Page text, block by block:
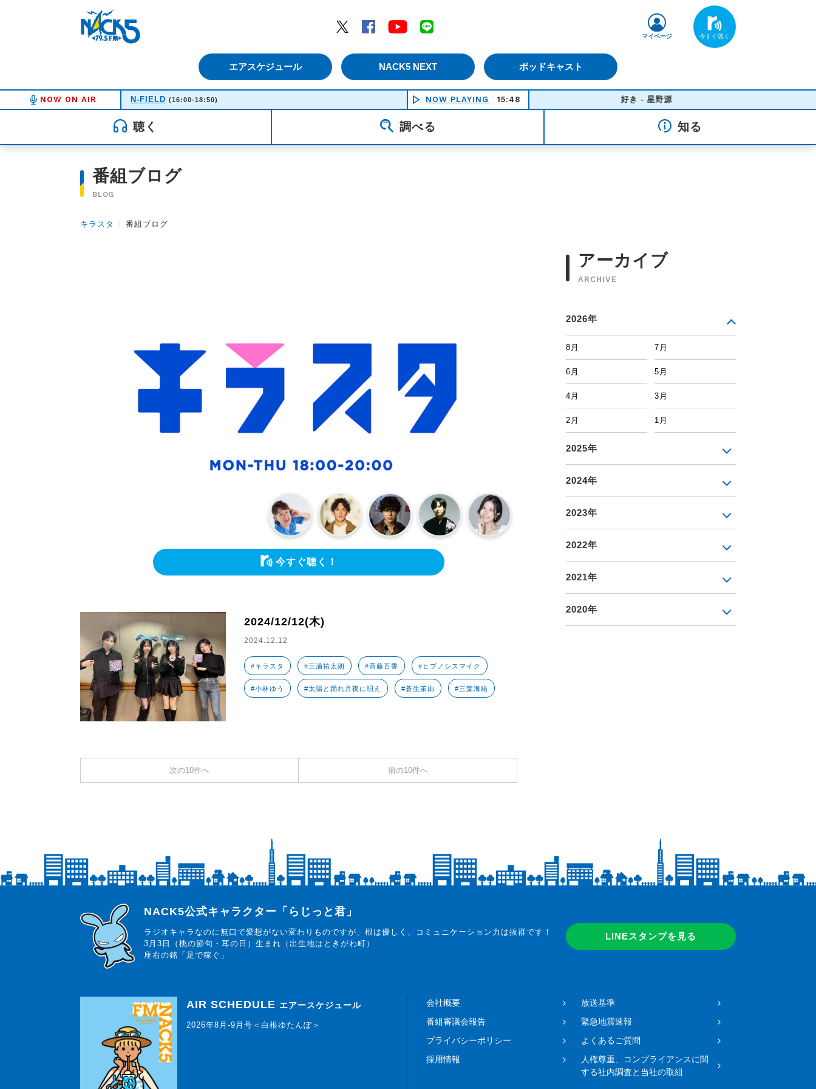
Twitter
Facebook YouTube
エアスケジュール NACK5 NEXT ポッドキャスト
マイページ
NOW ON AIR N-FIELD (16:00-18:50) NOW PLAYING 15:48 好き - 星野源
聴く 調べる 知る
番組ブログ
BLOG
キラスタ 〉 番組ブログ
今すぐ聴く！
2024/12/12(木)
2024.12.12
#キラスタ #三浦祐太朗 #斉藤百香 #ヒプノシスマイク
#小林ゆう #太陽と踊れ月夜に唄え #蒼生茉由 #三葉海緒
次の10件へ 前の10件へ
アーカイブ
ARCHIVE
2026年
8月 7月
6月 5月
4月 3月
2月 1月
2025年
2024年
2023年
2022年
2021年
2020年
らじっと君
NACK5公式キャラクター「らじっと君」
ラジオキャラなのに無口で愛想がない変わりものですが、根は優しく、コミュニケーション力は抜群です！
3月3日（桃の節句・耳の日）生まれ（出生地はときがわ町）
座右の銘「足で稼ぐ」
LINEスタンプを見る
AIR SCHEDULE エアースケジュール
2026年8月-9月号＜白根ゆたんぽ＞
会社概要
放送基準
番組審議会報告
緊急地震速報
プライバシーポリシー
よくあるご質問
採用情報
人権尊重、コンプライアンスに関
する社内調査と当社の取組